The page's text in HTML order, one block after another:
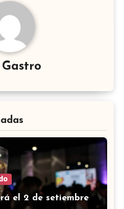
Gastro
el 2 de setiembre